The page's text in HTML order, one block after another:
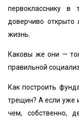
первокласснику в
доверчиво
жизнь.
Каковы же они —
правильной
Как построить
трещин? А если уже
чем, собственно,